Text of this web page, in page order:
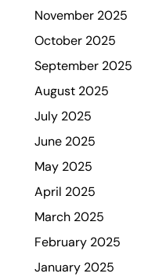
November 2025
October 2025
September 2025
August 2025
July 2025
June 2025
May 2025
April 2025
March 2025
February 2025
January 2025